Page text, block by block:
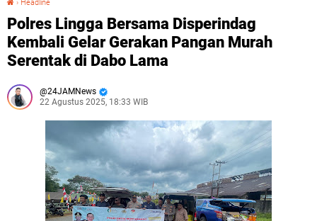
› Headline
Polres Lingga Bersama Disperindag
Kembali Gelar Gerakan Pangan Murah
Serentak di Dabo Lama
24JAMNews
22 Agustus 2025, 18:33 WIB